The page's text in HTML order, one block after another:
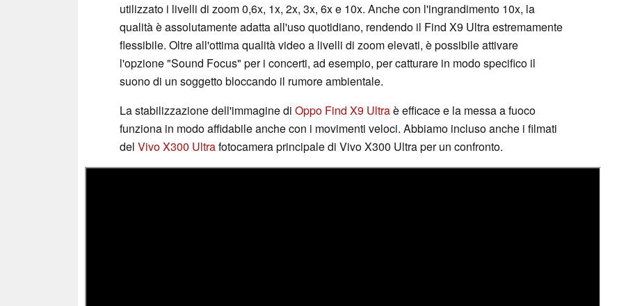
utilizzato i livelli di zoom 0,6x, 1x, 2x, 3x, 6x e 10x. Anche con l'ingrandimento 10x, la
qualità è assolutamente adatta all'uso quotidiano, rendendo il Find X9 Ultra estremamente
flessibile. Oltre all'ottima qualità video a livelli di zoom elevati, è possibile attivare
l'opzione "Sound Focus" per i concerti, ad esempio, per catturare in modo specifico il
suono di un soggetto bloccando il rumore ambientale.
La stabilizzazione dell'immagine di Oppo Find X9 Ultraè efficace e la messa a fuoco
funziona in modo affidabile anche con i movimenti veloci. Abbiamo incluso anche i filmati
del Vivo X300 Ultrafotocamera principale di Vivo X300 Ultra per un confronto.